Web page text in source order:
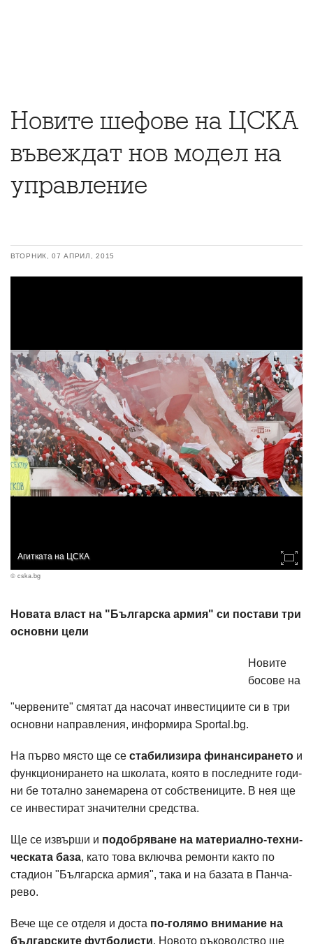
Новите шефове на ЦСКА
въвеждат нов модел на
управление
ВТОРНИК, 07 АПРИЛ, 2015
Агитката на ЦСКА
© cska.bg
Новата власт на "Българска армия" си постави три
основни цели
Новите
босове на
"червените" смятат да насочат инвестициите си в три
основни направления, информира Sportal.bg.
На първо място ще се ста­билизира финансирането и
функционирането на школа­та, която в последните годи­
ни бе тотално занемарена от собствениците. В нея ще
се инвестират значителни средства.
Ще се извърши и подобря­ване на материално-техни­
ческата база, като това включва ремонти както по
стадион "Българска армия", така и на базата в Панча­
рево.
Вече ще се отделя и доста по-голямо внимание на
българските футболисти. Но­вото ръководство ще